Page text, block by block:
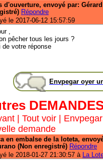
d'ouverture, envoyé par:
Répondre
le 2017-06-12 15:57:59
,
pêcher tous les jours ?
de votre réponse
Envpegar oyer
| Tout voir |
demande
en embalse de la loteta,
(Non enregistré) Répondre
le 2018-01-27 21:30:57 à La